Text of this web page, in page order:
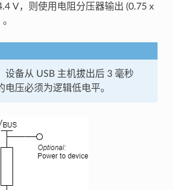
V，则使用电阻分压器输出 (0.75 x
设备从 USB 主机拔出后 3 毫秒
电压必须为逻辑低电平。